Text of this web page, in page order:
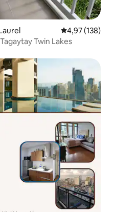
Évaluation
4,97 (138)
Twin Lakes
appréciés